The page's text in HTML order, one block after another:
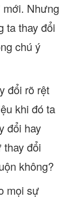
Nhưng
ta thay đổi
chú ý
đổi rõ rệt
khi đó ta
đổi hay
thay đổi
không?
mọi sự